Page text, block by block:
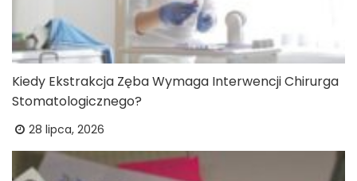
Kiedy Ekstrakcja Zęba Wymaga Interwencji Chirurga
Stomatologicznego?
28 lipca, 2026